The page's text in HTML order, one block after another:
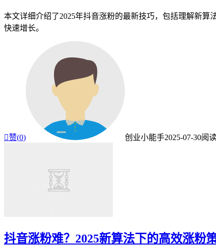
本文详细介绍了2025年抖音涨粉的最新技巧，包括理解新
快速增长。
赞(0) 创业小能手2025-07-30阅
抖音涨粉难？2025新算法下的高效涨粉